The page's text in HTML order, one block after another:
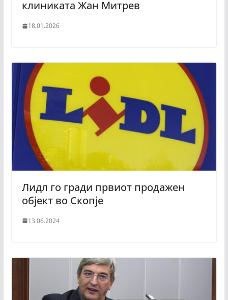
клиниката Жан Митрев
18.01.2026
Лидл го гради првиот продажен
објект во Скопје
13.06.2024